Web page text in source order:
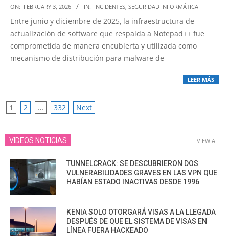
2026-
02-
03
ON: FEBRUARY 3, 2026 IN: INCIDENTES, SEGURIDAD INFORMÁTICA
Entre junio y diciembre de 2025, la infraestructura de
actualización de software que respalda a Notepad++ fue
comprometida de manera encubierta y utilizada como
mecanismo de distribución para malware de
LEER MÁS
POSTS
1 2 … 332 Next
VIDEOS NOTICIAS VIEW ALL
TUNNELCRACK: SE DESCUBRIERON DOS
VULNERABILIDADES GRAVES EN LAS VPN QUE
HABÍAN ESTADO INACTIVAS DESDE 1996
KENIA SOLO OTORGARÁ VISAS A LA LLEGADA
DESPUÉS DE QUE EL SISTEMA DE VISAS EN
LÍNEA FUERA HACKEADO